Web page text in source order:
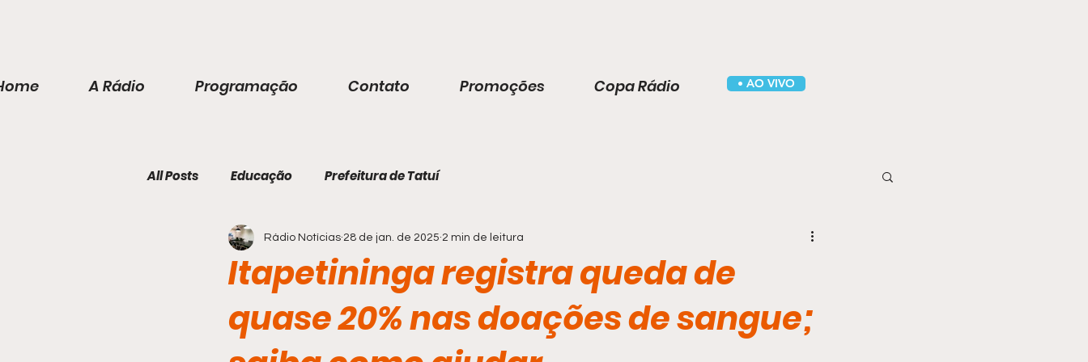
A Rádio Programação Contato Promoções Copa Rádio • AO VIVO
All Posts Educação Prefeitura de Tatuí
Itapetininga registra queda de
quase 20% nas doações de sangue;
Rádio Notícias 28 de jan. de 2025 2 min de leitura